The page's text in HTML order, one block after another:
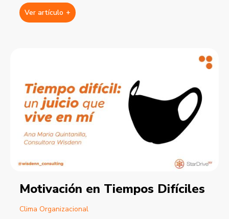
Ver artículo +
Motivación en Tiempos Difíciles
Clima Organizacional